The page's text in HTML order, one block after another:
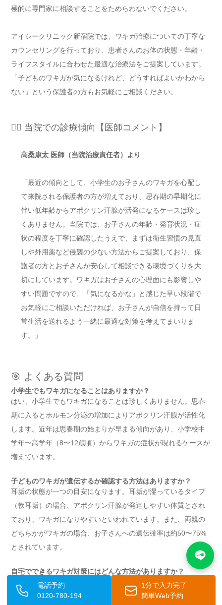
極的に専門家に相談することをためらわないでください。
アイシークリニック新宿院では、ワキガ治療についての丁寧な
カウンセリングを行っており、患者さんのお体の状態・年齢・
ライフスタイルに合わせた最適な治療法をご提案しています。
「子どものワキガが気になるけれど、どうすればよいかわから
ない」という保護者の方もお気軽にご相談ください。
👨‍⚕️ 当院での診療傾向【医師コメント】
高桑康太 医師（当院治療責任者）より
「最近の傾向として、小学生のお子さんのワキガを心配し
て来院される保護者の方が増えており、思春期の早期化に
伴い低年齢からアポクリン汗腺が活発になるケースは珍し
くありません。当院では、お子さんの年齢・発育状況・症
状の程度を丁寧に確認したうえで、まずは衛生習慣の見直
しや外用薬など侵襲の少ない方法からご提案しており、保
護者の方とお子さんが安心して相談できる環境づくりを大
切にしています。ワキガはお子さんの心理面にも影響しや
すい問題ですので、「気になるかな」と感じた早い段階で
お気軽にご相談いただければ、お子さんが自信を持って日
常生活を送れるよう一緒に最適な対策を考えてまいりま
す。」
🎯 よくある質問
小学生でもワキガになることはありますか？
はい、小学生でもワキガになることは珍しくありません。思春
期に入るとホルモン分泌の増加によりアポクリン汗腺が活性化
します。近年は思春期の始まりが早まる傾向があり、小学校中
学年〜高学年（8〜12歳頃）からワキガの症状が現れるケースが
増えています。
子どものワキガが遺伝するか確認する方法はありますか？
耳垢の状態が一つの目安になります。耳垢が湿っているタイプ
（軟耳垢）の場合、アポクリン汗腺が発達しやすい体質とされ
ており、ワキガになりやすいといわれています。また、両親の
どちらかがワキガの場合、お子さんへの遺伝確率は約50〜75%
とされています。
自宅でできるワキガ対策にはどんな方法がありますか？
主な対策として、①ボディソープで泡立ててわきを丁寧に洗
う、②入浴後はわきをしっかり乾燥させる、③通気性のよい綿
電話予約
0120-780-194
1分で入力完了
簡単Web予約